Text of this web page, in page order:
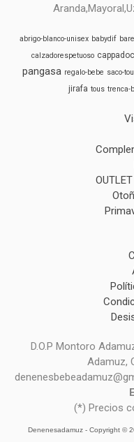
abrigo-blanco-unisex babydif
calzadorespetuoso
pangasa regalo-bebe saco-
jirafa tous trenca-
D.O.P Montoro
Adamuz,
(*) Precios
Denenesadamuz - Copyright ©